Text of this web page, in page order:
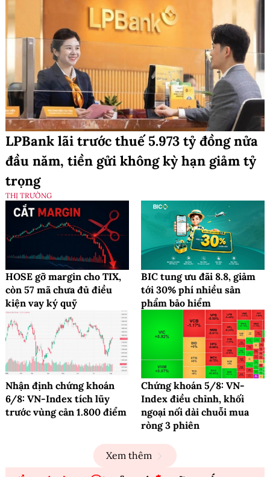
LPBank lãi trước thuế 5.973 tỷ đồng nửa
đầu năm, tiền gửi không kỳ hạn giảm tỷ
trọng
THỊ TRƯỜNG
HOSE gỡ margin cho TIX,
còn 57 mã chưa đủ điều
kiện vay ký quỹ
BIC tung ưu đãi 8.8, giảm
tới 30% phí nhiều sản
phẩm bảo hiểm
Nhận định chứng khoán
6/8: VN-Index tích lũy
trước vùng cản 1.800 điểm
Chứng khoán 5/8: VN-
Index điều chỉnh, khối
ngoại nối dài chuỗi mua
ròng 3 phiên
Xem thêm